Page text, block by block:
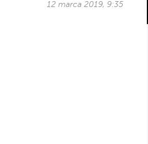
12 marca 2019, 9:35